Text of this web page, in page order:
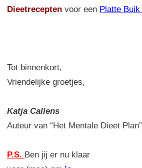
Dieetrecepten voor een Platte Buik
Tot binnenkort,
Vriendelijke groetjes,
Katja Callens
Auteur van “Het Mentale Dieet Plan”
P.S. Ben jij er nu klaar